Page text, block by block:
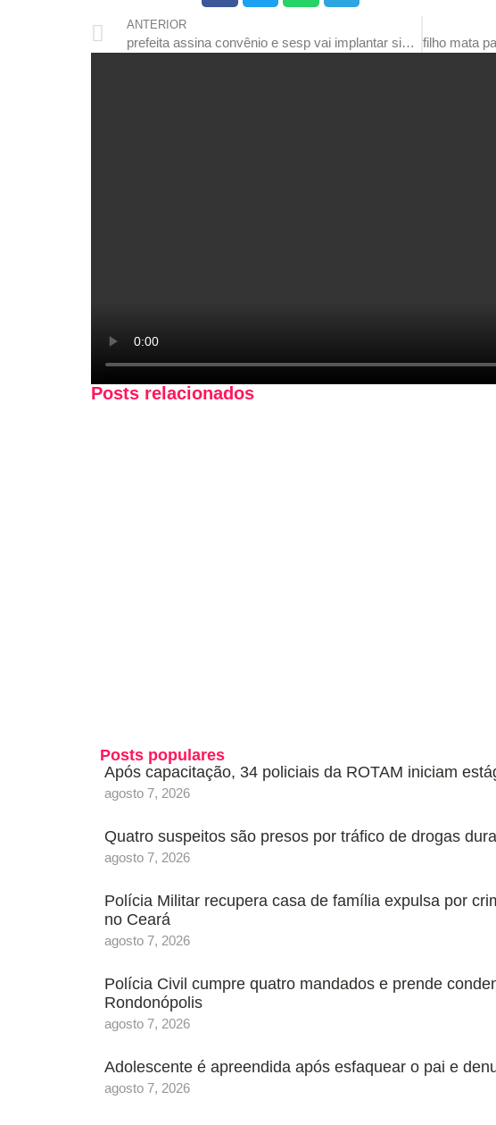
ANTERIOR
prefeita assina convênio e sesp vai implantar sistema de videomonitoramento em jaciara
Posts relacionados
Posts populares
Após capacitação, 34 policiais da ROTAM iniciam
agosto 7, 2026
Quatro suspeitos são presos por tráfico de drogas
agosto 7, 2026
Polícia Militar recupera casa de família expulsa por
no Ceará
agosto 7, 2026
Polícia Civil cumpre quatro mandados e prende
Rondonópolis
agosto 7, 2026
Adolescente é apreendida após esfaquear o pai e
agosto 7, 2026